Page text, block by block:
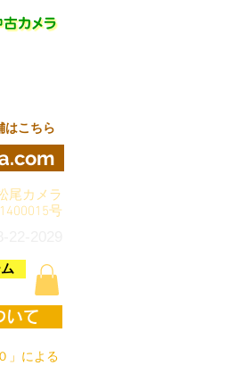
はこちら
尾カメラ
号
いて
」による